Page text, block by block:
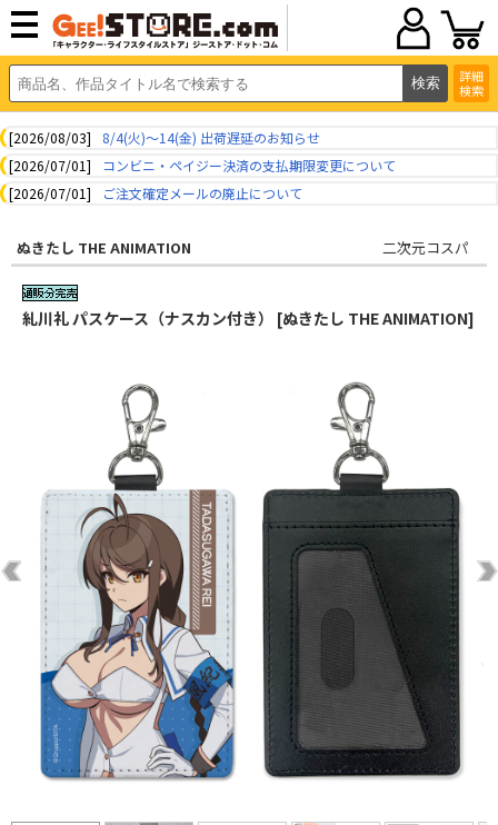
詳細
検索
[2026/08/03]
8/4(火)～14(金) 出荷遅延のお知らせ
[2026/07/01]
コンビニ・ペイジー決済の支払期限変更について
[2026/07/01]
ご注文確定メールの廃止について
ぬきたし THE ANIMATION 二次元コスパ
糺川礼 パスケース（ナスカン付き） [ぬきたし THE ANIMATION]